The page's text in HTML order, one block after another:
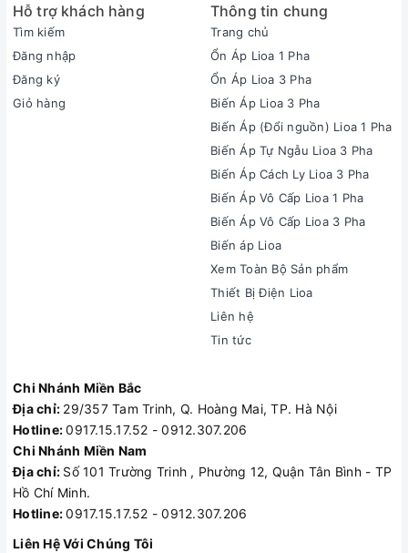
Hỗ trợ khách hàng
Tìm kiếm
Đăng nhập
Đăng ký
Giỏ hàng
Thông tin chung
Trang chủ
Ổn Áp Lioa 1 Pha
Ổn Áp Lioa 3 Pha
Biến Áp Lioa 3 Pha
Biến Áp (Đổi nguồn) Lioa 1 Pha
Biến Áp Tự Ngẫu Lioa 3 Pha
Biến Áp Cách Ly Lioa 3 Pha
Biến Áp Vô Cấp Lioa 1 Pha
Biến Áp Vô Cấp Lioa 3 Pha
Biến áp Lioa
Xem Toàn Bộ Sản phẩm
Thiết Bị Điện Lioa
Liên hệ
Tin tức
Chi Nhánh Miền Bắc
Địa chỉ: 29/357 Tam Trinh, Q. Hoàng Mai, TP. Hà Nội
Hotline:0917.15.17.52 - 0912.307.206
Chi Nhánh Miền Nam
Địa chỉ: Số 101 Trường Trinh , Phường 12, Quận Tân Bình - TP
Hồ Chí Minh.
Hotline:0917.15.17.52 - 0912.307.206
Liên Hệ Với Chúng Tôi